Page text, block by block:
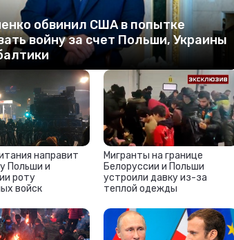
обвинил США в попытке
войну за счет Польши, Украины
направит
Польши и
роту
войск
Мигранты на границе
Белоруссии и Польши
устроили давку из-за
теплой одежды